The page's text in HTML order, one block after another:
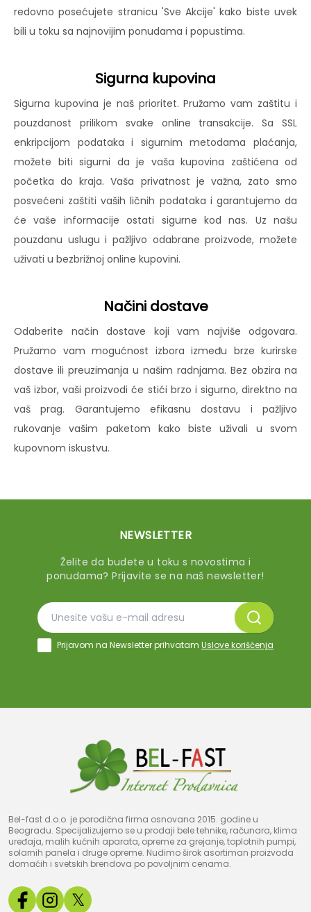
redovno posećujete stranicu 'Sve Akcije' kako biste uvek
bili u toku sa najnovijim ponudama i popustima.
Sigurna kupovina
Sigurna kupovina je naš prioritet. Pružamo vam zaštitu i
pouzdanost prilikom svake online transakcije. Sa SSL
enkripcijom podataka i sigurnim metodama plaćanja,
možete biti sigurni da je vaša kupovina zaštićena od
početka do kraja. Vaša privatnost je važna, zato smo
posvećeni zaštiti vaših ličnih podataka i garantujemo da
će vaše informacije ostati sigurne kod nas. Uz našu
pouzdanu uslugu i pažljivo odabrane proizvode, možete
uživati u bezbrižnoj online kupovini.
Načini dostave
Odaberite način dostave koji vam najviše odgovara.
Pružamo vam mogućnost izbora između brze kurirske
dostave ili preuzimanja u našim radnjama. Bez obzira na
vaš izbor, vaši proizvodi će stići brzo i sigurno, direktno na
vaš prag. Garantujemo efikasnu dostavu i pažljivo
rukovanje vašim paketom kako biste uživali u svom
kupovnom iskustvu.
NEWSLETTER
Želite da budete u toku s novostima i
ponudama? Prijavite se na naš newsletter!
Prijavom na Newsletter prihvatam Uslove korišćenja
Bel-fast d.o.o. je porodična firma osnovana 2015. godine u
Beogradu. Specijalizujemo se u prodaji bele tehnike, računara, klima
uređaja, malih kućnih aparata, opreme za grejanje, toplotnih pumpi,
solarnih panela i druge opreme. Nudimo širok asortiman proizvoda
domaćih i svetskih brendova po povoljnim cenama.
𝕏